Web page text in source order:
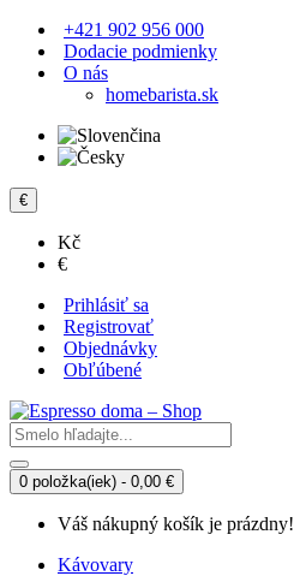
+421 902 956 000
Dodacie podmienky
O nás
homebarista.sk
€
Kč
€
Prihlásiť sa
Registrovať
Objednávky
Obľúbené
0 položka(iek) - 0,00 €
Váš nákupný košík je prázdny!
Kávovary